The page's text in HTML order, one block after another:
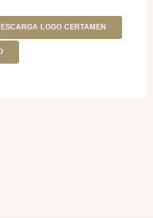
LOGO CERTAMEN